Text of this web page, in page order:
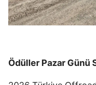
Ödüller Pazar Günü